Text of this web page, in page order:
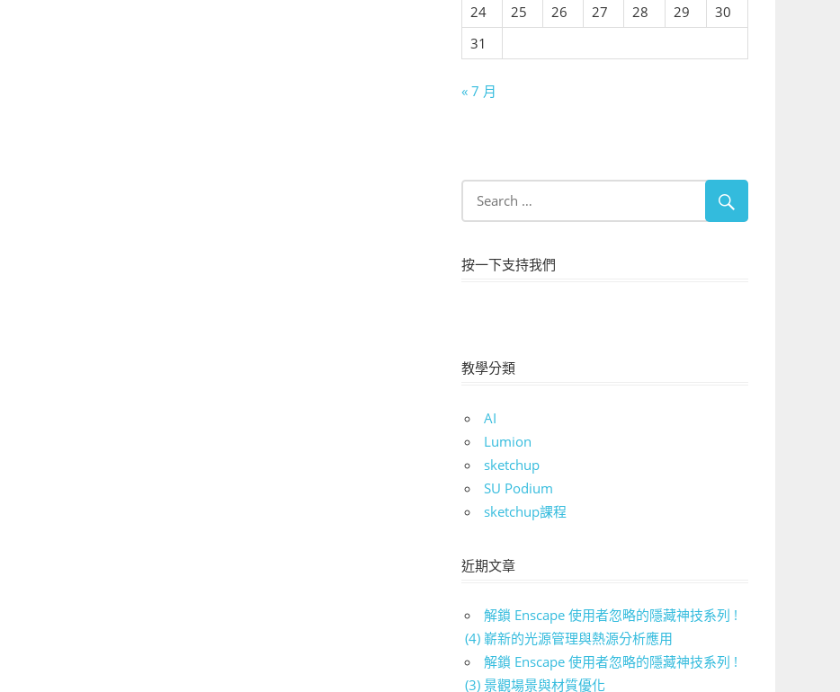
24
25 26 27 28 29
30
31
« 7 月
按一下支持我們
教學分類
AI
Lumion
sketchup
SU Podium
sketchup課程
近期文章
解鎖 Enscape 使用者忽略的隱藏神技系列 !
(4) 嶄新的光源管理與熱源分析應用
解鎖 Enscape 使用者忽略的隱藏神技系列 !
(3) 景觀場景與材質優化